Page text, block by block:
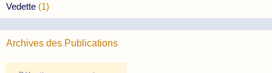
Vedette (1)
Archives des Publications